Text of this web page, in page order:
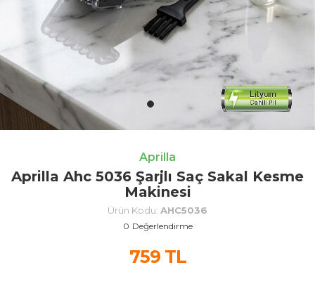
Aprilla
Aprilla Ahc 5036 Şarjlı Saç Sakal Kesme
Makinesi
Ürün Kodu: AHC5036
0 Değerlendirme
759TL